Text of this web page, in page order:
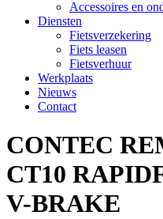
Accessoires en
Diensten
Fietsverzekering
Fiets leasen
Fietsverhuur
Werkplaats
Nieuws
Contact
CONTEC
CT10
V-BRAKE